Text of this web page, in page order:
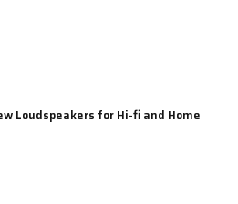
Loudspeakers for Hi-fi and Home